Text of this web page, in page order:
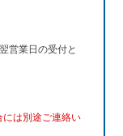
営業日の受付と
は別途ご連絡い